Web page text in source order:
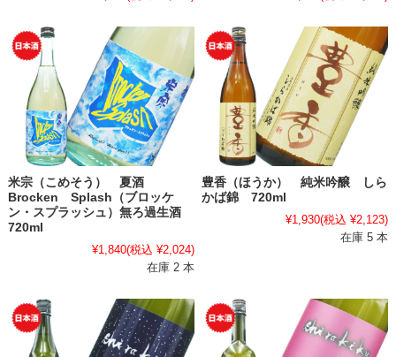
米宗（こめそう） 夏酒
Brocken Splash（ブロッケ
ン・スプラッシュ）無ろ過生酒
720ml
¥1,840(税込 ¥2,024)
在庫 2 本
豊香（ほうか） 純米吟醸 しら
かば錦 720ml
¥1,930(税込 ¥2,123)
在庫 5 本